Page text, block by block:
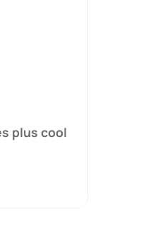
plus cool